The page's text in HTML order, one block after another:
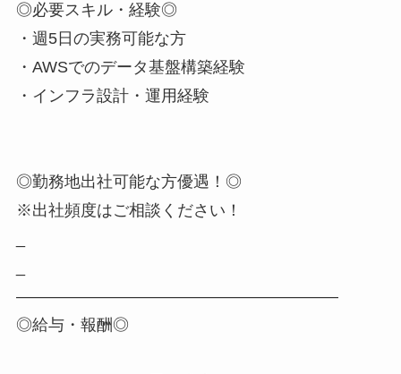
◎必要スキル・経験◎
・週5日の実務可能な方
・AWSでのデータ基盤構築経験
・インフラ設計・運用経験
◎勤務地出社可能な方優遇！◎
※出社頻度はご相談ください！
――――――――――――――――――――
◎給与・報酬◎